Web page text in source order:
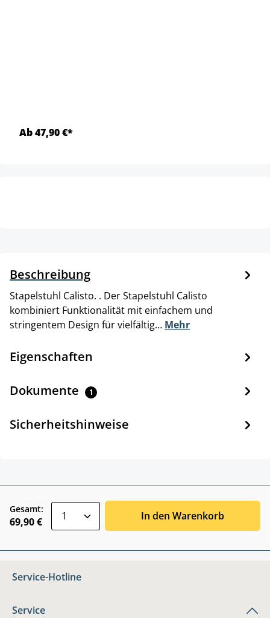
Ab 47,90 €*
Beschreibung
Stapelstuhl Calisto. . Der Stapelstuhl Calisto
kombiniert Funktionalität mit einfachem und
stringentem Design für vielfältig… Mehr
Eigenschaften
Dokumente 1
Sicherheitshinweise
Gesamt:
69,90 € In den Warenkorb
Service-Hotline
Service